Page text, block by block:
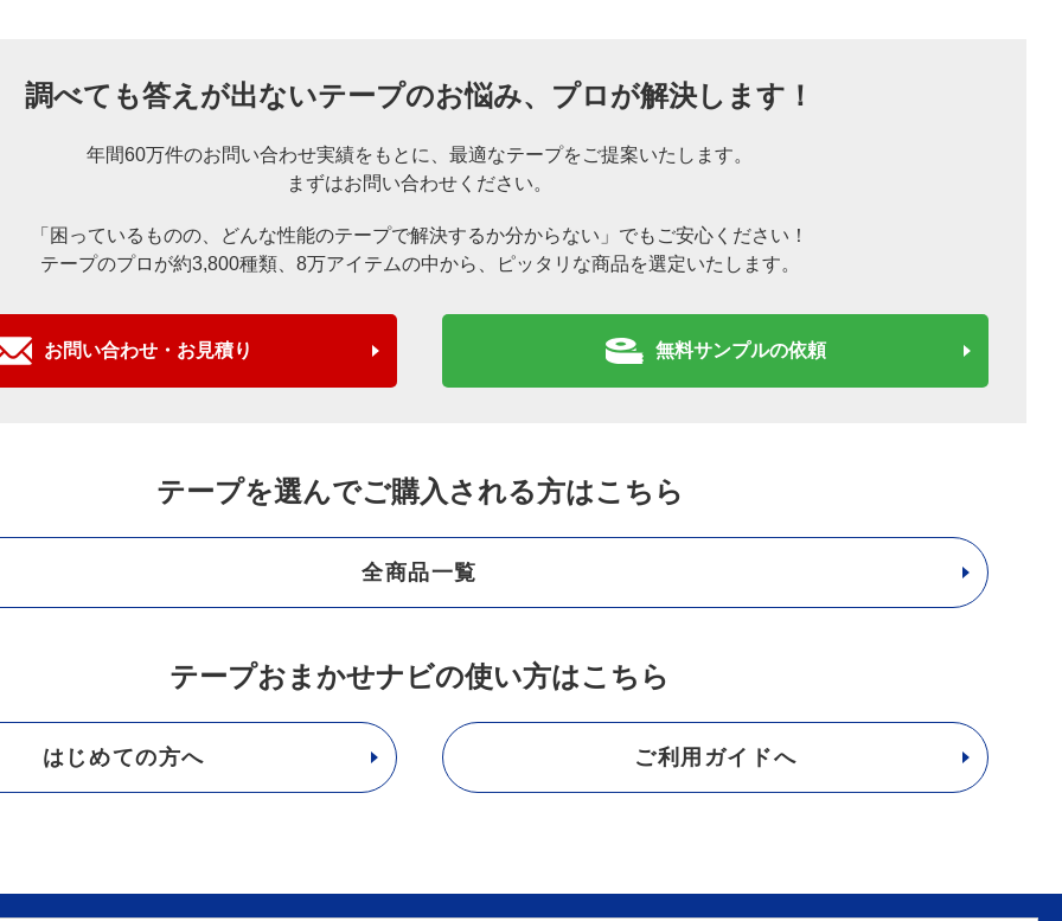
調べても答えが出ないテープのお悩み、 プロが解決します！
年間60万件のお問い合わせ実績をもとに、 最適なテープをご提案いたします。
まずはお問い合わせください。
「困っているものの、どんな性能のテープで解決するか分からない」でもご安心ください！
テープのプロが約3,800種類、8万アイテムの中から、
ピッタリな商品を選定いたします。
お問い合わせ・お見積り 無料サンプルの依頼
テープを選んでご購入される方はこちら
全商品一覧
テープおまかせナビの使い方はこちら
はじめての方へ ご利用ガイドへ